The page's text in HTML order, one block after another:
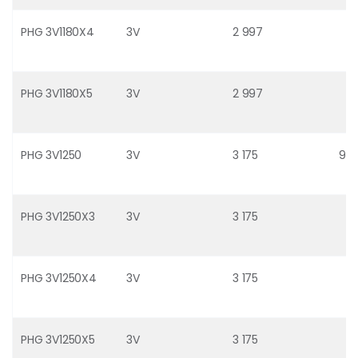
PHG 3V1180X4 3V 2 997
PHG 3V1180X5 3V 2 997
PHG 3V1250 3V 3 175 9
PHG 3V1250X3 3V 3 175
PHG 3V1250X4 3V 3 175
PHG 3V1250X5 3V 3 175